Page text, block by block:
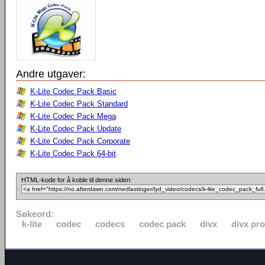
Andre utgaver:
K-Lite Codec Pack Basic
K-Lite Codec Pack Standard
K-Lite Codec Pack Mega
K-Lite Codec Pack Update
K-Lite Codec Pack Corporate
K-Lite Codec Pack 64-bit
HTML-kode for å koble til denne siden:
Søkeord:
k-lite
codec codecs codec pack divx divx pro